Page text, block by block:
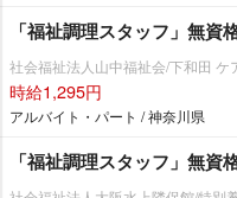
「福祉調理スタッフ」無
社会福祉法人山中福祉会/下和田 ケ
時給1,295円
アルバイト・パート / 神奈川県
「福祉調理スタッフ」無